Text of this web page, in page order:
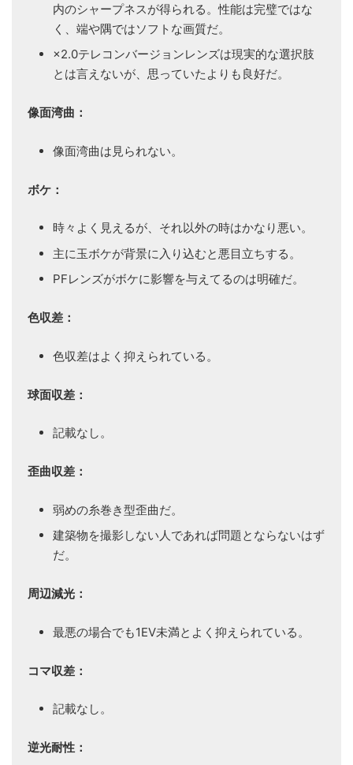
内のシャープネスが得られる。性能は完璧ではな
く、端や隅ではソフトな画質だ。
×2.0テレコンバージョンレンズは現実的な選択肢
とは言えないが、思っていたよりも良好だ。
像面湾曲：
像面湾曲は見られない。
ボケ：
時々よく見えるが、それ以外の時はかなり悪い。
主に玉ボケが背景に入り込むと悪目立ちする。
PFレンズがボケに影響を与えてるのは明確だ。
色収差：
色収差はよく抑えられている。
球面収差：
記載なし。
歪曲収差：
弱めの糸巻き型歪曲だ。
建築物を撮影しない人であれば問題とならないはず
だ。
周辺減光：
最悪の場合でも1EV未満とよく抑えられている。
コマ収差：
記載なし。
逆光耐性：